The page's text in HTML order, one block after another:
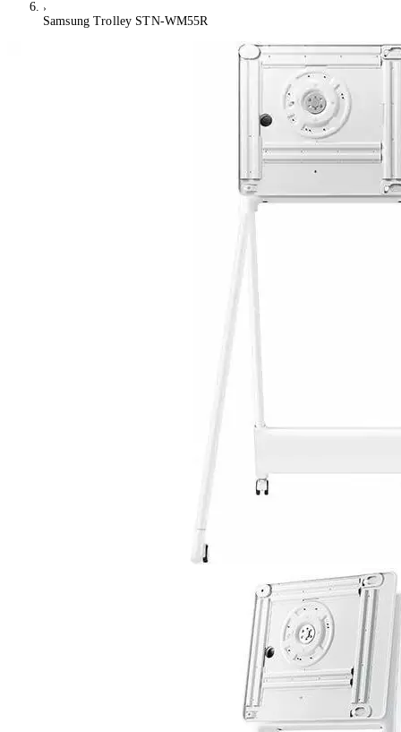
Samsung Trolley STN-WM55R